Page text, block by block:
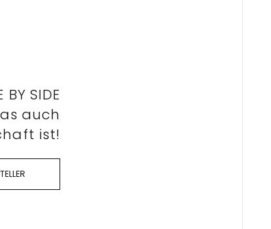
BY SIDE
auch
ist!